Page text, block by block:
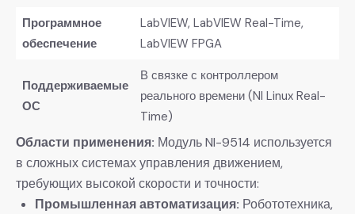
​Программное
обеспечение​
LabVIEW, LabVIEW Real-Time,
LabVIEW FPGA
​Поддерживаемые
ОС​
В связке с контроллером
реального времени (NI Linux Real-
Time)
​Области применения:​ ​ Модуль NI-9514 используется
в сложных системах управления движением,
требующих высокой скорости и точности:
​Промышленная автоматизация:​ ​ Робототехника,